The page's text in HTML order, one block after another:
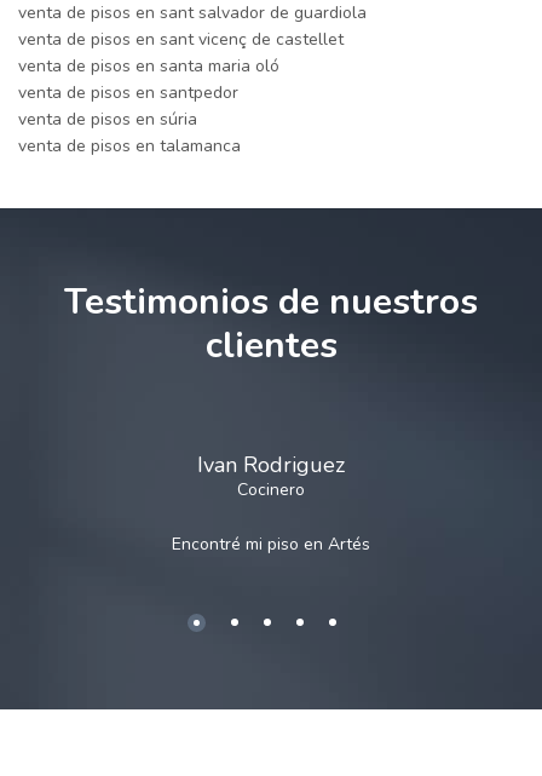
venta de pisos en sant salvador de guardiola
venta de pisos en sant vicenç de castellet
venta de pisos en santa maria oló
venta de pisos en santpedor
venta de pisos en súria
venta de pisos en talamanca
Testimonios de nuestros
clientes
Ivan Rodriguez
Cocinero
Encontré mi piso en Artés